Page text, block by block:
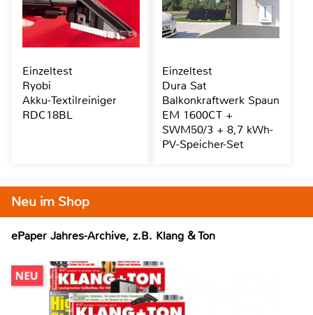
Neu im Shop
ePaper Jahres-Archive, z.B. Klang & Ton
Einzeltest
Ryobi
Akku-Textilreiniger
RDC18BL
Einzeltest
Dura Sat
Balkonkraftwerk Spaun
EM 1600CT +
SWM50/3 + 8,7 kWh-
PV-Speicher-Set